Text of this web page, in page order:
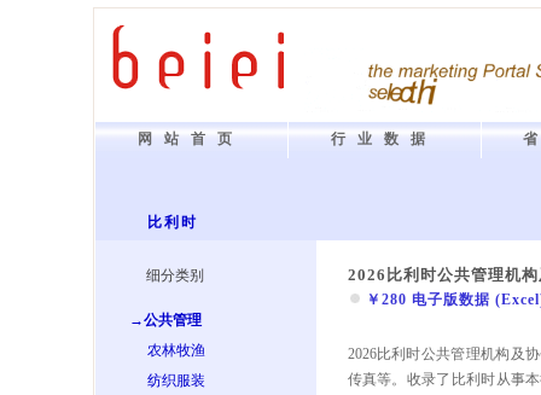
网站首页 行业数据
比利时
细分类别
→公共管理
农林牧渔
纺织服装
2026比利时公共管理机
￥280 电子版数据
2026比利时公共管理机构及
传真等。收录了比利时从事